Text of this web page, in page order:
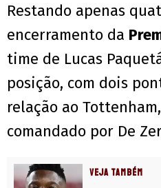
Restando apenas
encerramento da
time de Lucas
posição, com dois
relação ao
comandado por De
VEJA TAMBÉM